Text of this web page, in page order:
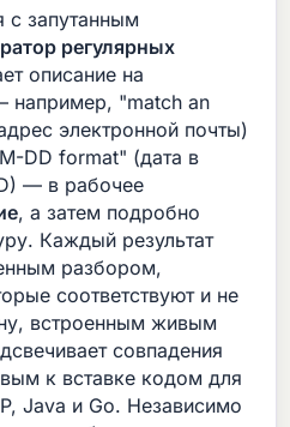
с запутанным
регулярных
описание на
например, "match an
электронной почты)
DD format" (дата в
— в рабочее
, а затем подробно
Каждый результат
разбором,
соответствуют и не
встроенным живым
совпадения
к вставке кодом для
Java и Go. Независимо